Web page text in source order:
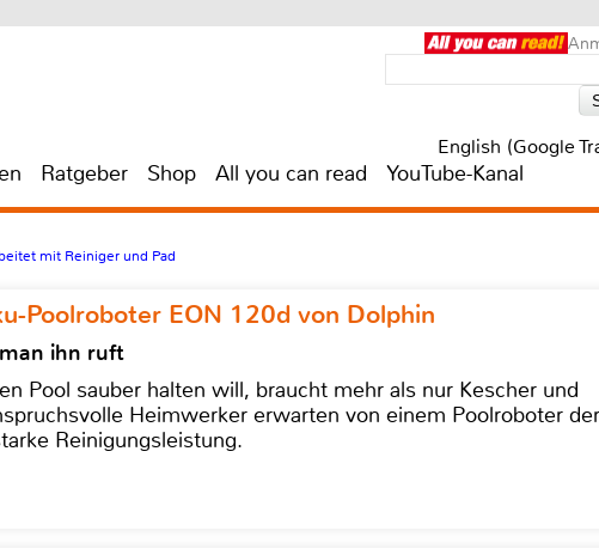
English (Google
Ratgeber Shop All you can read YouTube-Kanal
mit Reiniger und Pad
Poolroboter EON 120d von Dolphin
ihn ruft
Pool sauber halten will, braucht mehr als nur Kescher und
Heimwerker erwarten von einem Poolroboter der
Reinigungsleistung.